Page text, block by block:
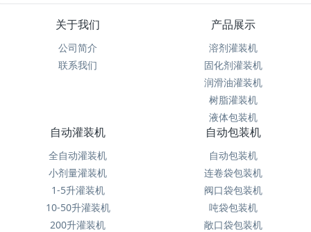
关于我们
公司简介
联系我们
产品展示
溶剂灌装机
固化剂灌装机
润滑油灌装机
树脂灌装机
液体包装机
自动灌装机
全自动灌装机
小剂量灌装机
1-5升灌装机
10-50升灌装机
200升灌装机
自动包装机
自动包装机
连卷袋包装机
阀口袋包装机
吨袋包装机
敞口袋包装机